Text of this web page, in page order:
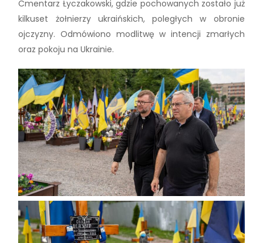
Cmentarz Łyczakowski, gdzie pochowanych zostało już
kilkuset żołnierzy ukraińskich, poległych w obronie
ojczyzny. Odmówiono modlitwę w intencji zmarłych
oraz pokoju na Ukrainie.